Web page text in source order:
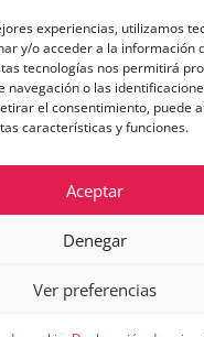
experiencias, utilizamos
y/o acceder a la información
tecnologías nos permitirá
navegación o las
el consentimiento, puede
características y funciones.
Aceptar
Denegar
Ver preferencias
els programes
per la Unió